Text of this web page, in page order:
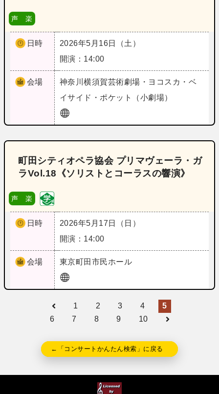
声 楽
日時
2026年5月16日（土）
開演：14:00
会場 神奈川横須賀芸術劇場・ヨコスカ・ベ
イサイド・ポケット（小劇場）
町田シティオペラ協会 プリマヴェーラ・ガ
ラVol.18《ソリストとコーラスの響演》
声 楽
日時
2026年5月17日（日）
開演：14:00
会場 東京町田市民ホール
1 2 3 4
5
6
7 8 9 10
←「コンサートかんたん検索」に戻る